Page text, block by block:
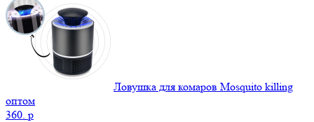
Ловушка для комаров Mosquito killing
оптом
360. p